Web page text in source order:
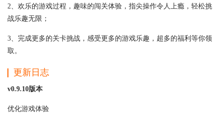
2、欢乐的游戏过程，趣味的闯关体验，指尖操作令人上瘾，轻松挑
战乐趣无限；
3、完成更多的关卡挑战，感受更多的游戏乐趣，超多的福利等你领
取。
更新日志
v0.9.10版本
优化游戏体验